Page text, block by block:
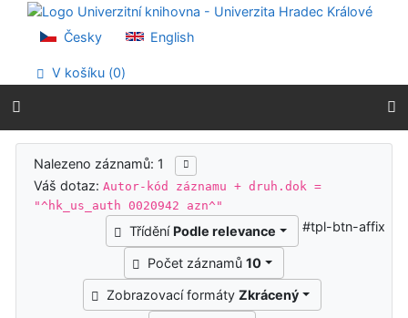
Přejít na obsah
Přejít na menu
Prohlášení o webové přístupnosti
Česky English
V košíku (0)
Výsledky vyhledávání
Nalezeno záznamů: 1
Váš dotaz:Autor-kód záznamu + druh.dok =
"^hk_us_auth 0020942 azn^"
Třídění Podle relevance
Počet záznamů 10
Zobrazovací formáty Zkrácený
#tpl-btn-affix